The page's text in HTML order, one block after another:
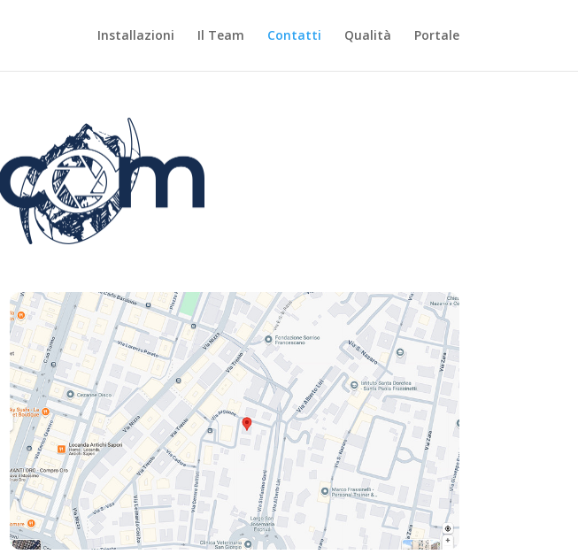
Installazioni Il Team Contatti Qualità Portale